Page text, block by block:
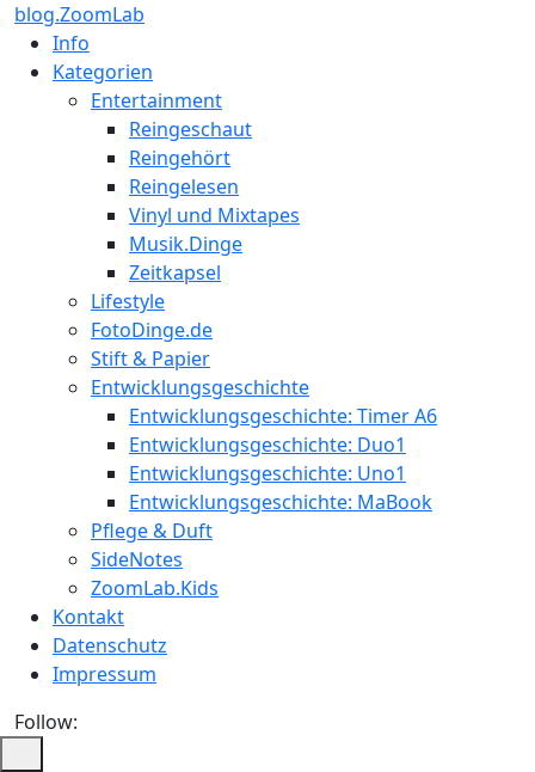
blog.ZoomLab
Info
Kategorien
Entertainment
Reingeschaut
Reingehört
Reingelesen
Vinyl und Mixtapes
Musik.Dinge
Zeitkapsel
Lifestyle
FotoDinge.de
Stift & Papier
Entwicklungsgeschichte
Entwicklungsgeschichte: Timer A6
Entwicklungsgeschichte: Duo1
Entwicklungsgeschichte: Uno1
Entwicklungsgeschichte: MaBook
Pflege & Duft
SideNotes
ZoomLab.Kids
Kontakt
Datenschutz
Impressum
Follow: